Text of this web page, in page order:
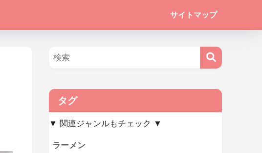
サイトマップ
タグ
▼ 関連ジャンルもチェック ▼
ラーメン